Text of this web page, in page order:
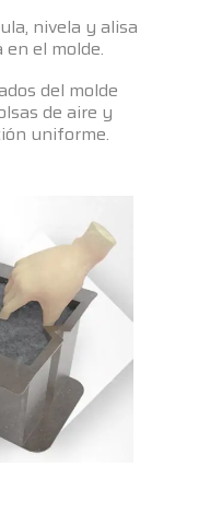
nivela y alisa
el molde.
del molde
de aire y
uniforme.